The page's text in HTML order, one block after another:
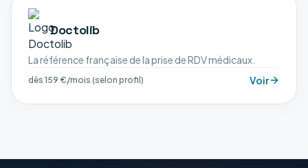
Doctolib
La référence française de la prise de RDV médicaux.
dès 159 €/mois (selon profil) Voir